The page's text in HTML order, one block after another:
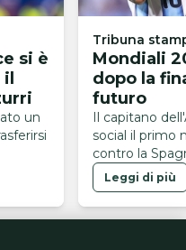
si è
un
Tribuna
Mondiali
dopo la
futuro
Il capitano
social il primo
contro la
Mondiali 2026
Leggi di più